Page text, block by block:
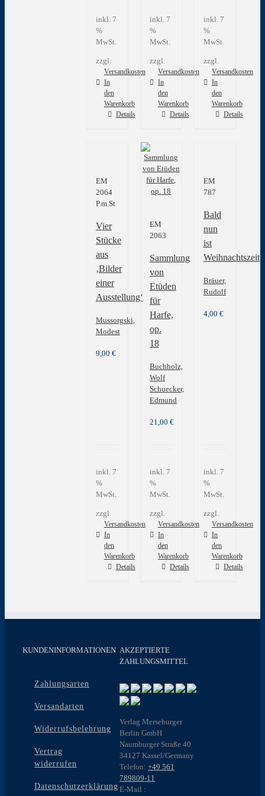
inkl. 7
%
MwSt.
zzgl.
Versandkosten
In
den
Warenkorb
Details
inkl. 7
%
MwSt.
zzgl.
Versandkosten
In
den
Warenkorb
Details
inkl. 7
%
MwSt.
zzgl.
Versandkosten
In
den
Warenkorb
Details
EM
2064
P.m.St
Vier
Stücke
aus
‚Bilder
einer
Ausstellung‘
Mussorgski,
Modest
9,00 €
inkl. 7
%
MwSt.
zzgl.
Versandkosten
In
den
Warenkorb
Details
EM
2063
Sammlung
von
Etüden
für
Harfe,
op.
18
Buchholz,
Wolf
Schuecker,
Edmund
21,00 €
inkl. 7
%
MwSt.
zzgl.
Versandkosten
In
den
Warenkorb
Details
EM
787
Bald
nun
ist
Weihnachtszeit
Bräuer,
Rudolf
4,00 €
inkl. 7
%
MwSt.
zzgl.
Versandkosten
In
den
Warenkorb
Details
KUNDENINFORMATIONEN
Zahlungsarten
Versandarten
Widerrufsbelehrung
Vertrag
widerrufen
Datenschutzerklärung
AKZEPTIERTE
ZAHLUNGSMITTEL
Verlag Merseburger
Berlin GmbH
Naumburger Straße 40
34127 Kassel/Germany
Telefon: +49 561
789809-11
E-Mail :